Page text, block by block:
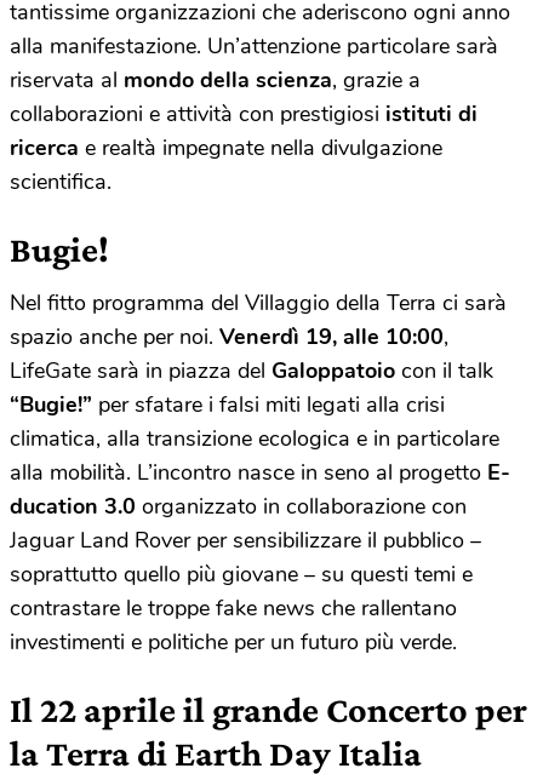
tantissime organizzazioni che aderiscono ogni anno
alla manifestazione. Un’attenzione particolare sarà
riservata al mondo della scienza, grazie a
collaborazioni e attività con prestigiosi istituti di
ricerca e realtà impegnate nella divulgazione
scientifica.
Bugie!
Nel fitto programma del Villaggio della Terra ci sarà
spazio anche per noi. Venerdì 19, alle 10:00,
LifeGate sarà in piazza del Galoppatoio con il talk
“Bugie!” per sfatare i falsi miti legati alla crisi
climatica, alla transizione ecologica e in particolare
alla mobilità. L’incontro nasce in seno al progetto E-
ducation 3.0 organizzato in collaborazione con
Jaguar Land Rover per sensibilizzare il pubblico –
soprattutto quello più giovane – su questi temi e
contrastare le troppe fake news che rallentano
investimenti e politiche per un futuro più verde.
Il 22 aprile il grande Concerto per
la Terra di Earth Day Italia